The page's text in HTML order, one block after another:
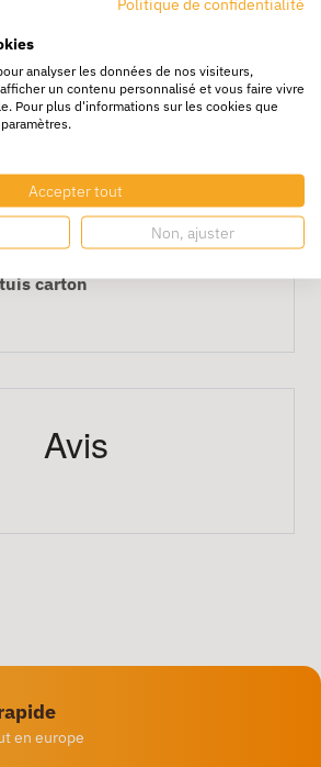
principales
: 33 x 25 cm, adaptées aux
volumineux
pour un transport sûr
librairies, éditeurs et
e-commerce
carton
Avis
en europe
analyser les données de nos visiteurs,
un contenu personnalisé et vous faire vivre
Pour plus d'informations sur les cookies que
Accepter tout
Non, ajuster